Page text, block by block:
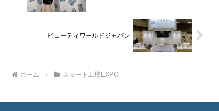
ビューティワールドジャパン
ホーム スマート工場EXPO